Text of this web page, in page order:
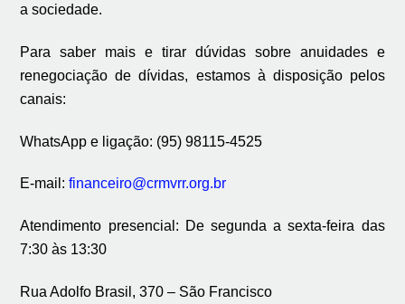
a sociedade.
Para saber mais e tirar dúvidas sobre anuidades e
renegociação de dívidas, estamos à disposição pelos
canais:
WhatsApp e ligação: (95) 98115-4525
E-mail:financeiro@crmvrr.org.br
Atendimento presencial: De segunda a sexta-feira das
7:30 às 13:30
Rua Adolfo Brasil, 370 – São Francisco